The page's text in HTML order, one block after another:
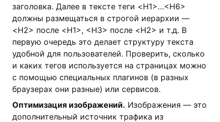
заголовка. Далее в тексте теги <H1>…<H6>
должны размещаться в строгой иерархии —
<H2> после <H1>, <H3> после <H2> и т.д. В
первую очередь это делает структуру текста
удобной для пользователей. Проверить, сколько
и каких тегов используется на страницах можно
с помощью специальных плагинов (в разных
браузерах они разные) или сервисов.
Оптимизация изображений. Изображения — это
дополнительный источник трафика из